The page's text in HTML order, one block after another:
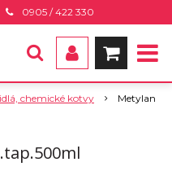
0905 / 422 330
chemické kotvy
Metylan